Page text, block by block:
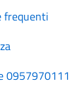
frequenti
0957970111